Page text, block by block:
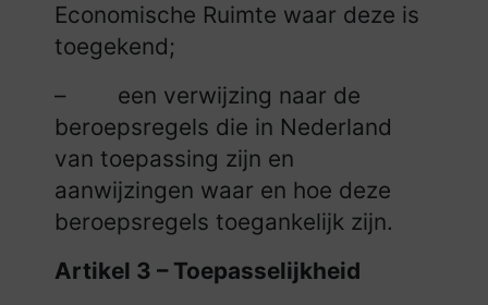
Economische Ruimte waar deze is
toegekend;
– een verwijzing naar de
beroepsregels die in Nederland
van toepassing zijn en
aanwijzingen waar en hoe deze
beroepsregels toegankelijk zijn.
Artikel 3 – Toepasselijkheid